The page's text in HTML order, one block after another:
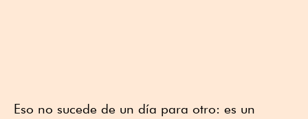
Eso no sucede de un día para otro: es un